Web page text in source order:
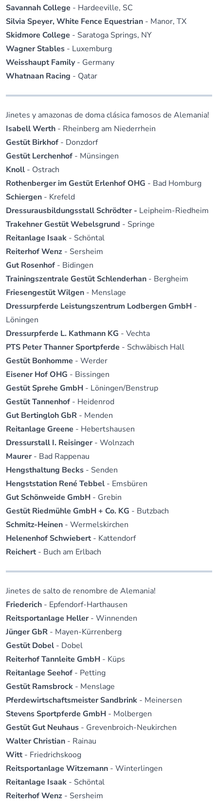
Savannah College - Hardeeville, SC
Silvia Speyer, White Fence Equestrian - Manor, TX
Skidmore College - Saratoga Springs, NY
Wagner Stables - Luxemburg
Weisshaupt Family- Germany
Whatnaan Racing - Qatar
Jinetes y amazonas de doma clásica famosos de Alemania!
Isabell Werth - Rheinberg am Niederrhein
Gestüt Birkhof - Donzdorf
Gestüt Lerchenhof - Münsingen
Knoll - Ostrach
Rothenberger im Gestüt Erlenhof OHG - Bad Homburg
Schiergen - Krefeld
Dressurausbildungsstall Schrödter - Leipheim-Riedheim
Trakehner Gestüt Webelsgrund - Springe
Reitanlage Isaak - Schöntal
Reiterhof Wenz - Sersheim
Gut Rosenhof - Bidingen
Trainingszentrale Gestüt Schlenderhan - Bergheim
Friesengestüt Wilgen - Menslage
Dressurpferde Leistungszentrum Lodbergen GmbH -
Löningen
Dressurpferde L. Kathmann KG - Vechta
PTS Peter Thanner Sportpferde - Schwäbisch Hall
Gestüt Bonhomme - Werder
Eisener Hof OHG - Bissingen
Gestüt Sprehe GmbH - Löningen/Benstrup
Gestüt Tannenhof - Heidenrod
Gut Bertingloh GbR - Menden
Reitanlage Greene - Hebertshausen
Dressurstall I. Reisinger - Wolnzach
Maurer - Bad Rappenau
Hengsthaltung Becks - Senden
Hengststation René Tebbel - Emsbüren
Gut Schönweide GmbH - Grebin
Gestüt Riedmühle GmbH + Co. KG - Butzbach
Schmitz-Heinen - Wermelskirchen
Helenenhof Schwiebert - Kattendorf
Reichert - Buch am Erlbach
Jinetes de salto de renombre de Alemania!
Friederich - Epfendorf-Harthausen
Reitsportanlage Heller - Winnenden
Jünger GbR - Mayen-Kürrenberg
Gestüt Dobel - Dobel
Reiterhof Tannleite GmbH - Küps
Reitanlage Seehof - Petting
Gestüt Ramsbrock - Menslage
Pferdewirtschaftsmeister Sandbrink - Meinersen
Stevens Sportpferde GmbH - Molbergen
Gestüt Gut Neuhaus - Grevenbroich-Neukirchen
Walter Christian - Rainau
Witt - Friedrichskoog
Reitsportanlage Witzemann - Winterlingen
Reitanlage Isaak - Schöntal
Reiterhof Wenz - Sersheim